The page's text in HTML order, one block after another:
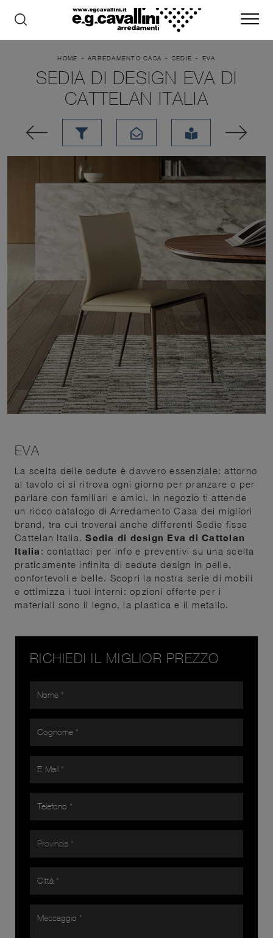
HOME -ARREDAMENTO CASA - SEDIE - EVA
SEDIA DI DESIGN EVA DI
CATTELAN ITALIA
EVA
La scelta delle sedute è davvero essenziale: attorno
al tavolo ci si ritrova ogni giorno per pranzare o per
parlare con familiari e amici. In negozio ti attende
un ricco catalogo di Arredamento Casa dei migliori
brand, tra cui troverai anche differenti Sedie fisse
Cattelan Italia.Sedia di design Eva di Cattelan
Italia : contattaci per info e preventivi su una scelta
praticamente infinita di sedute design in pelle,
confortevoli e belle. Scopri la nostra serie di mobili
e ottimizza i tuoi interni: opzioni offerte per i
materiali sono il legno, la plastica e il metallo.
RICHIEDI IL MIGLIOR PREZZO